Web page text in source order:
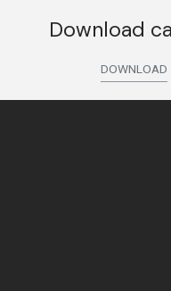
Download
DOWNLOAD